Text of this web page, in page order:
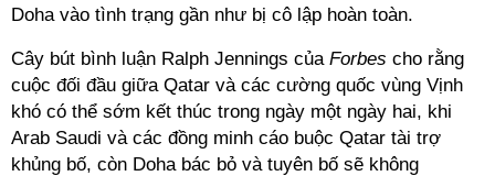
Doha vào tình trạng gần như bị cô lập hoàn toàn.
Cây bút bình luận Ralph Jennings của Forbes cho rằng
cuộc đối đầu giữa Qatar và các cường quốc vùng Vịnh
khó có thể sớm kết thúc trong ngày một ngày hai, khi
Arab Saudi và các đồng minh cáo buộc Qatar tài trợ
khủng bố, còn Doha bác bỏ và tuyên bố sẽ không